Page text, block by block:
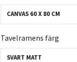
CANVAS 60 X 80 CM
Tavelramens färg
SVART MATT